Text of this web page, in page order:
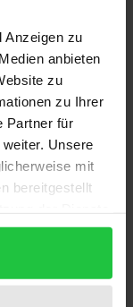
Anzeigen zu
anbieten
zu
zu Ihrer
Partner für
Unsere
mit
bereitgestellt
VIII